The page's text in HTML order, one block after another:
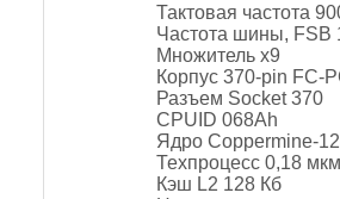
Тактовая частота
Частота шины, FSB
Множитель х9
Корпус 370-pin FC-
Разъем Socket 370
CPUID 068Ah
Ядро Coppermine-
Техпроцесс 0,18 мкм
Кэш L2 128 Кб